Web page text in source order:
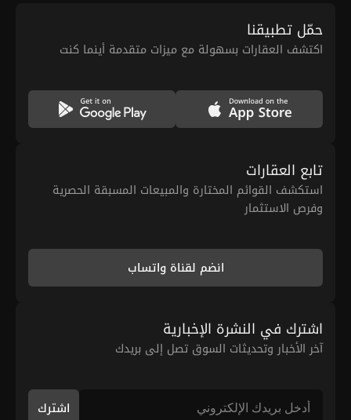
حمّل تطبيقنا
اكتشف العقارات بسهولة مع ميزات متقدمة أينما كنت
تابع العقارات
استكشف القوائم المختارة والمبيعات المسبقة الحصرية
وفرص الاستثمار
انضم لقناة واتساب
اشترك في النشرة الإخبارية
آخر الأخبار وتحديثات السوق تصل إلى بريدك
اشترك